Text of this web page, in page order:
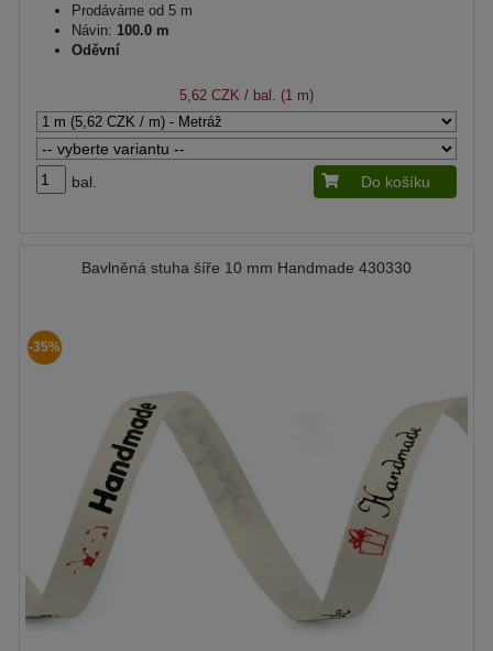
Prodáváme od 5 m
Návin: 100.0 m
Oděvní
5,62 CZK / bal. (1 m)
bal. Do košíku
Bavlněná stuha šíře 10 mm Handmade 430330
-35%